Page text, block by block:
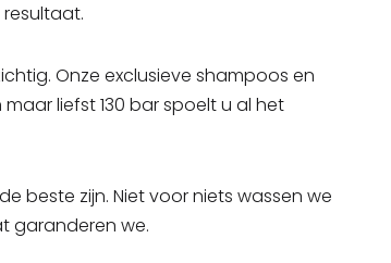
Onze exclusieve shampoos en
liefst 130 bar spoelt u al het
beste zijn. Niet voor niets wassen we
garanderen we.